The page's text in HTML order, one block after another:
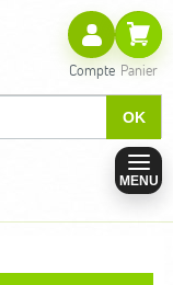
OK
Compte Panier
MENU